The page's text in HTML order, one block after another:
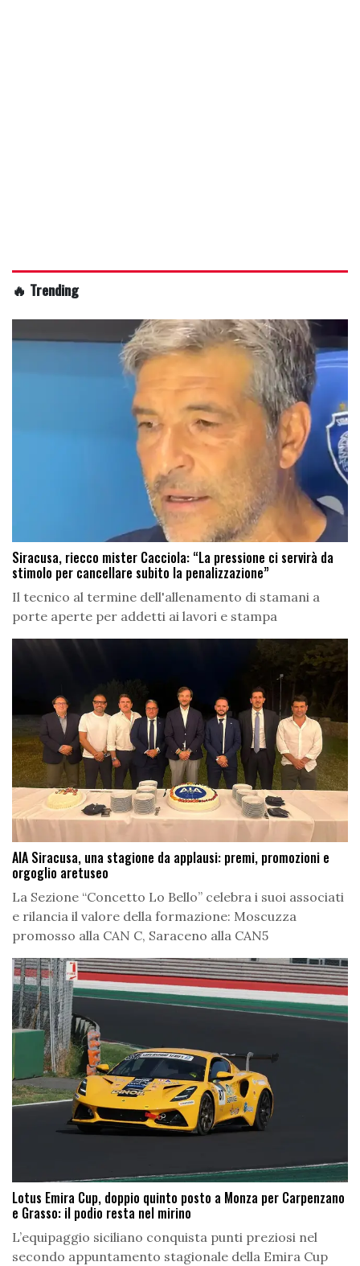
🔥 Trending
Siracusa, riecco mister Cacciola: “La pressione ci servirà da
stimolo per cancellare subito la penalizzazione”
Il tecnico al termine dell'allenamento di stamani a
porte aperte per addetti ai lavori e stampa
AIA Siracusa, una stagione da applausi: premi, promozioni e
orgoglio aretuseo
La Sezione “Concetto Lo Bello” celebra i suoi associati
e rilancia il valore della formazione: Moscuzza
promosso alla CAN C, Saraceno alla CAN5
Lotus Emira Cup, doppio quinto posto a Monza per Carpenzano
e Grasso: il podio resta nel mirino
L’equipaggio siciliano conquista punti preziosi nel
secondo appuntamento stagionale della Emira Cup